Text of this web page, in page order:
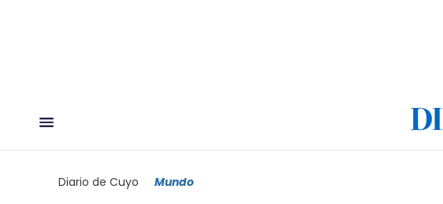
Diario de Cuyo Mundo